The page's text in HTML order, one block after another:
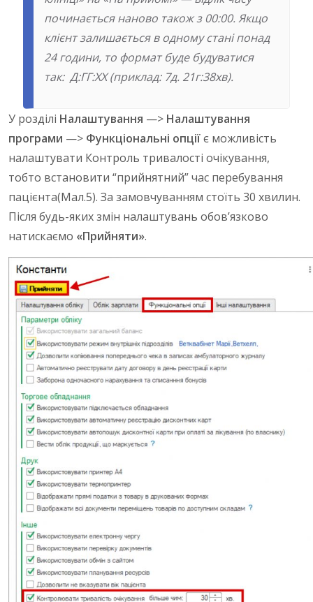
починається наново також з 00:00. Якщо
клієнт залишається в одному стані понад
24 години, то формат буде будуватися
так: Д:ГГ:ХХ (приклад: 7д. 21г:38хв).
У розділі Налаштування —> Налаштування
програми —> Функціональні опціїє можливість
налаштувати Контроль тривалості очікування,
тобто встановити “прийнятний” час перебування
пацієнта(Мал.5). За замовчуванням стоїть 30 хвилин.
Після будь-яких змін налаштувань обов’язково
натискаємо «Прийняти».